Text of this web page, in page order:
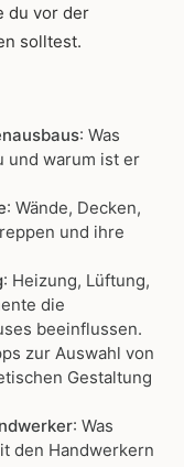
du vor der
solltest.
: Was
und warum ist er
: Wände, Decken,
und ihre
: Heizung, Lüftung,
die
beeinflussen.
zur Auswahl von
Gestaltung
: Was
den Handwerkern